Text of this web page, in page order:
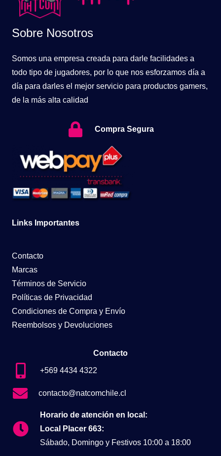
Sobre Nosotros
Somos una empresa creada para darle facilidades a
todo tipo de jugadores, por lo que nos esforzamos día a
día para darles el mejor servicio para productos gamers,
de la más alta calidad
Compra Segura
Links Importantes
Contacto
Marcas
Términos de Servicio
Políticas de Privacidad
Condiciones de Compra y Envío
Reembolsos y Devoluciones
Contacto
+569 4434 4322
contacto@natcomchile.cl
Horario de atención en local:
Local Placer 663:
Sábado, Domingo y Festivos 10:00 a 18:00